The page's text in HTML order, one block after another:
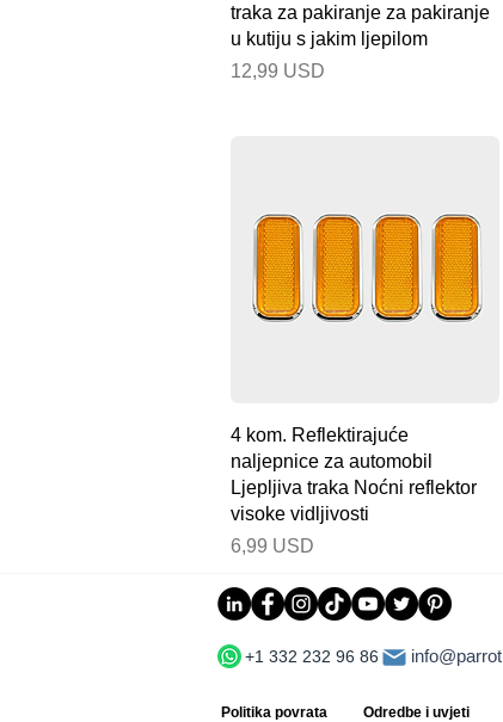
traka za pakiranje za pakiranje
u kutiju s jakim ljepilom
Cijena
12,99 USD
Brzi pregled
4 kom. Reflektirajuće
naljepnice za automobil
Ljepljiva traka Noćni reflektor
visoke vidljivosti
Cijena
6,99 USD
+1 332 232 96 86
Politika povrata Odredbe i uvjeti